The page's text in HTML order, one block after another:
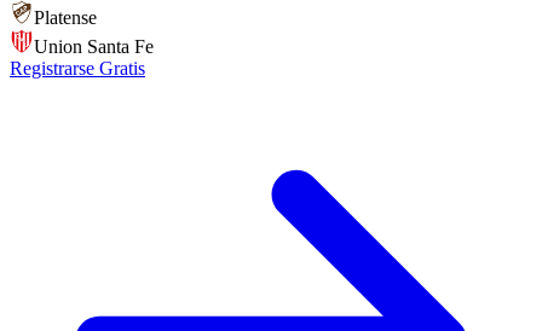
Platense
Union Santa Fe
Registrarse Gratis